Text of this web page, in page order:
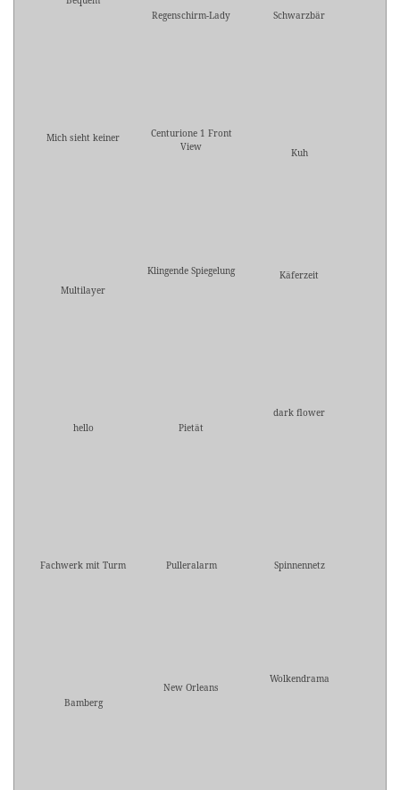
Regenschirm-Lady
Schwarzbär
Mich sieht keiner
Centurione 1 Front
View
Kuh
Multilayer
Klingende Spiegelung Käferzeit
hello Pietät
dark flower
Fachwerk mit Turm Pulleralarm Spinnennetz
Bamberg
New Orleans
Wolkendrama